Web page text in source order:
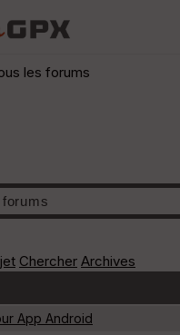
les forums
Chercher Archives
App Android